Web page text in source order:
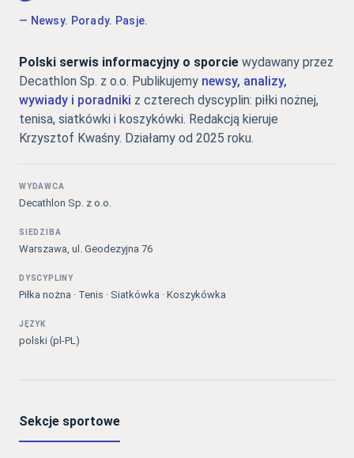
— Newsy. Porady. Pasje.
Polski serwis informacyjny o sporcie wydawany przez
Decathlon Sp. z o.o. Publikujemy newsy, analizy,
wywiady i poradniki z czterech dyscyplin: piłki nożnej,
tenisa, siatkówki i koszykówki. Redakcją kieruje
Krzysztof Kwaśny. Działamy od 2025 roku.
WYDAWCA
Decathlon Sp. z o.o.
SIEDZIBA
Warszawa, ul. Geodezyjna 76
DYSCYPLINY
Piłka nożna · Tenis · Siatkówka · Koszykówka
JĘZYK
polski (pl-PL)
Sekcje sportowe